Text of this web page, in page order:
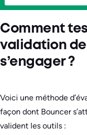
Comment
validation
s’engager ?
Voici une méthode
façon dont Bouncer
valident les outils :